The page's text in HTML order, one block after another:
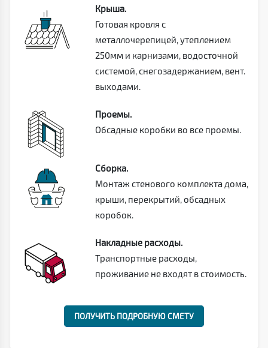
Крыша.
Готовая кровля с
металлочерепицей, утеплением
250мм и карнизами, водосточной
системой, снегозадержанием, вент.
выходами.
Проемы.
Обсадные коробки во все проемы.
Сборка.
Монтаж стенового комплекта дома,
крыши, перекрытий, обсадных
коробок.
Накладные расходы.
Транспортные расходы,
проживание не входят в стоимость.
ПОЛУЧИТЬ ПОДРОБНУЮ СМЕТУ